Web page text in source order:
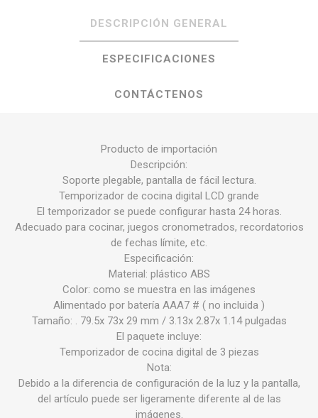
DESCRIPCIÓN GENERAL
ESPECIFICACIONES
CONTÁCTENOS
Producto de importación
Descripción:
Soporte plegable, pantalla de fácil lectura.
Temporizador de cocina digital LCD grande
El temporizador se puede configurar hasta 24 horas.
Adecuado para cocinar, juegos cronometrados, recordatorios
de fechas límite, etc.
Especificación:
Material: plástico ABS
Color: como se muestra en las imágenes
Alimentado por batería AAA7 # ( no incluida )
Tamaño: . 79.5x 73x 29 mm / 3.13x 2.87x 1.14 pulgadas
El paquete incluye:
Temporizador de cocina digital de 3 piezas
Nota:
Debido a la diferencia de configuración de la luz y la pantalla,
del artículo puede ser ligeramente diferente al de las
imágenes.